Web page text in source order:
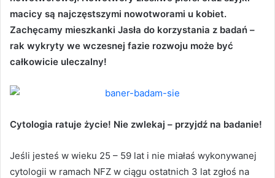
macicy są najczęstszymi nowotworami u kobiet.
Zachęcamy mieszkanki Jasła do korzystania z badań –
rak wykryty we wczesnej fazie rozwoju może być
całkowicie uleczalny!
Cytologia ratuje życie! Nie zwlekaj – przyjdź na badanie!
Jeśli jesteś w wieku 25 – 59 lat i nie miałaś wykonywanej
cytologii w ramach NFZ w ciągu ostatnich 3 lat zgłoś na